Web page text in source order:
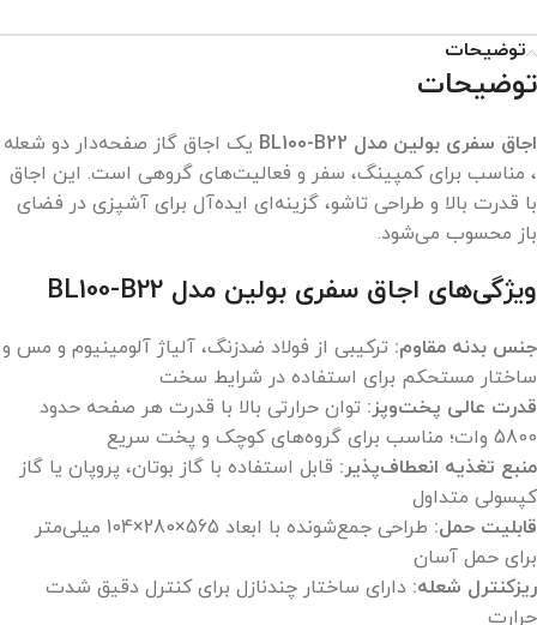
توضیحات
توضیحات
اجاق سفری بولین مدل BL100-B22
یک اجاق گاز صفحه‌دار دو شعله
، مناسب برای کمپینگ، سفر و فعالیت‌های گروهی است. این اجاق
با قدرت بالا و طراحی تاشو، گزینه‌ای ایده‌آل برای آشپزی در فضای
باز محسوب می‌شود.
ویژگی‌های اجاق سفری بولین مدل BL100-B22
جنس بدنه مقاوم: ترکیبی از فولاد ضدزنگ، آلیاژ آلومینیوم و مس و
ساختار مستحکم برای استفاده در شرایط سخت
قدرت عالی پخت‌وپز: توان حرارتی بالا با قدرت هر صفحه حدود
5800 وات؛ مناسب برای گروه‌های کوچک و پخت سریع ‏
منبع تغذیه انعطاف‌پذیر: قابل استفاده با گاز بوتان، پروپان یا گاز
کپسولی متداول ‏
قابلیت حمل:
طراحی جمع‌شونده با ابعاد 565×280×104 میلی‌متر
برای حمل آسان
ریزکنترل شعله: دارای ساختار چند‌نازل برای کنترل دقیق شدت
حرارت ‏